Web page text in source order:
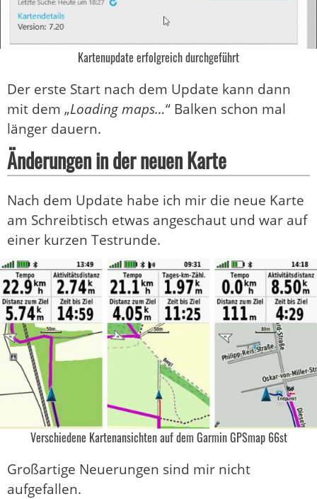
Kartenupdate erfolgreich durchgeführt
Der erste Start nach dem Update kann dann
mit dem „Loading maps…“ Balken schon mal
länger dauern.
Änderungen in der neuen Karte
Nach dem Update habe ich mir die neue Karte
am Schreibtisch etwas angeschaut und war auf
einer kurzen Testrunde.
Verschiedene Kartenansichten auf dem Garmin GPSmap 66st
Großartige Neuerungen sind mir nicht
aufgefallen.